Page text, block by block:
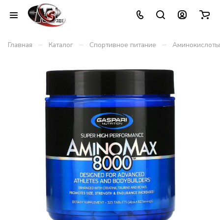
Главная – Каталог – Спортивное питание – Аминокислоты